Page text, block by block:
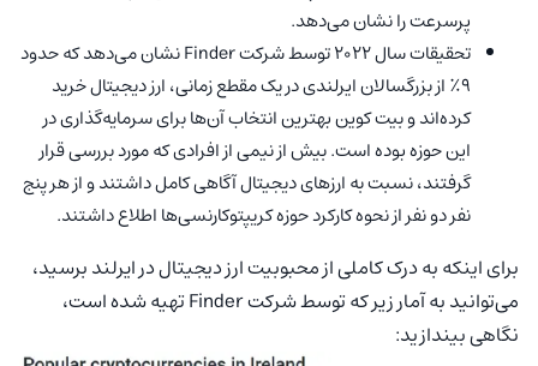
پرسرعت را نشان می‌دهد.
تحقیقات سال 2022 توسط شرکت Finder نشان می‌دهد که حدود
9٪ از بزرگسالان ایرلندی در یک مقطع زمانی، ارز دیجیتال خرید
کرده‌اند و بیت کوین بهترین انتخاب آن‌ها برای سرمایه‌گذاری در
این حوزه بوده است. بیش از نیمی از افرادی که مورد بررسی قرار
گرفتند، نسبت به ارزهای دیجیتال آگاهی کامل داشتند و از هر پنج
نفر دو نفر از نحوه کارکرد حوزه کریپتوکارنسی‌ها اطلاع داشتند.
برای اینکه به درک کاملی از محبوبیت ارز دیجیتال در ایرلند برسید،
می‌توانید به آمار زیر که توسط شرکت Finder تهیه شده است،
نگاهی بیندازید: